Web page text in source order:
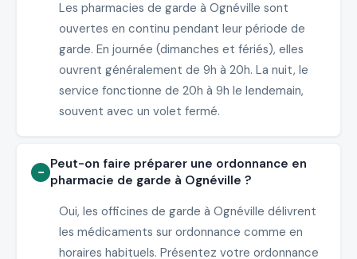
Les pharmacies de garde à Ognéville sont
ouvertes en continu pendant leur période de
garde. En journée (dimanches et fériés), elles
ouvrent généralement de 9h à 20h. La nuit, le
service fonctionne de 20h à 9h le lendemain,
souvent avec un volet fermé.
Peut-on faire préparer une ordonnance en
pharmacie de garde à Ognéville ?
Oui, les officines de garde à Ognéville délivrent
les médicaments sur ordonnance comme en
horaires habituels. Présentez votre ordonnance